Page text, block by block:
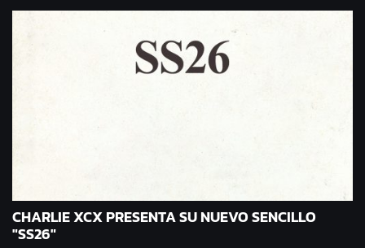
CHARLIE XCX PRESENTA SU NUEVO SENCILLO
"SS26"